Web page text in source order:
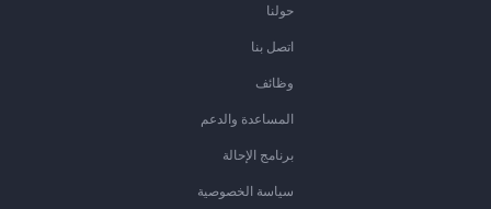
حولنا
اتصل بنا
وظائف
المساعدة والدعم
برنامج الإحالة
سياسة الخصوصية